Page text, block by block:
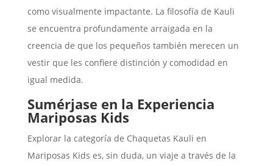
como visualmente impactante. La filosofía de Kauli
se encuentra profundamente arraigada en la
creencia de que los pequeños también merecen un
vestir que les confiere distinción y comodidad en
igual medida.
Sumérjase en la Experiencia
Mariposas Kids
Explorar la categoría de Chaquetas Kauli en
Mariposas Kids es, sin duda, un viaje a través de la